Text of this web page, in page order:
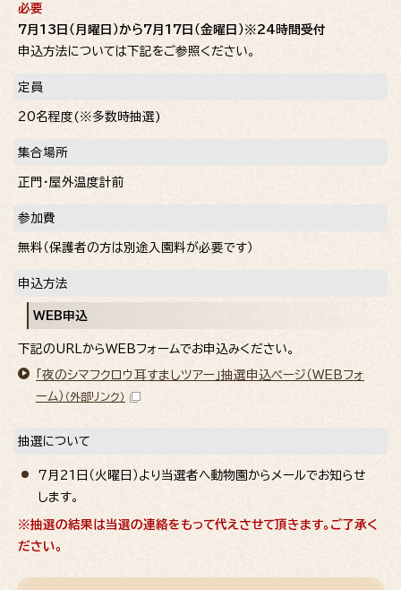
必要
7月13日（月曜日）から7月17日（金曜日）※24時間受付
申込方法については下記をご参照ください。
定員
20名程度(※多数時抽選)
集合場所
正門・屋外温度計前
参加費
無料（保護者の方は別途入園料が必要です）
申込方法
WEB申込
下記のURLからWEBフォームでお申込みください。
「夜のシマフクロウ耳すましツアー」抽選申込ページ（WEBフォ
ーム） （外部リンク）
抽選について
7月21日（火曜日）より当選者へ動物園からメールでお知らせ
します。
※抽選の結果は当選の連絡をもって代えさせて頂きます。ご了承く
ださい。